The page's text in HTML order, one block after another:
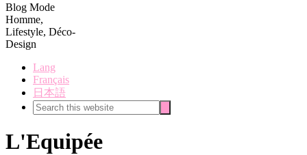
Blog Mode
Homme,
Lifestyle, Déco-
Design
Lang
Français
日本語
Search
this
L'Equipée